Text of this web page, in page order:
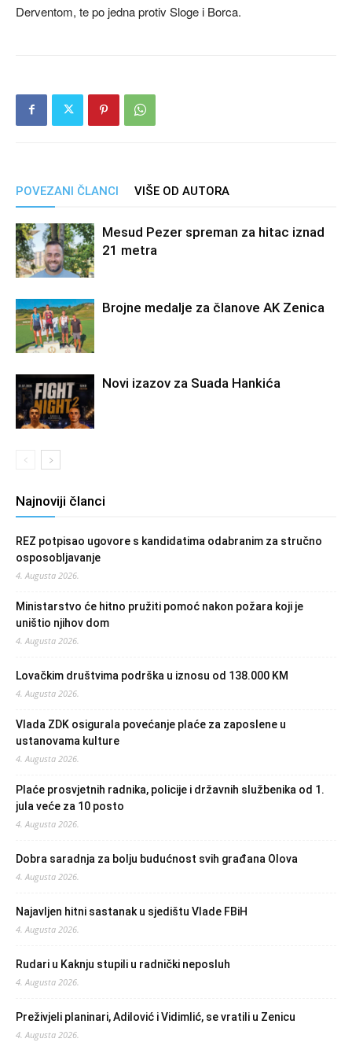
Derventom, te po jedna protiv Sloge i Borca.
POVEZANI ČLANCI VIŠE OD AUTORA
Mesud Pezer spreman za hitac iznad
21 metra
Brojne medalje za članove AK Zenica
Novi izazov za Suada Hankića
Najnoviji članci
REZ potpisao ugovore s kandidatima odabranim za stručno
osposobljavanje
4. Augusta 2026.
Ministarstvo će hitno pružiti pomoć nakon požara koji je
uništio njihov dom
4. Augusta 2026.
Lovačkim društvima podrška u iznosu od 138.000 KM
4. Augusta 2026.
Vlada ZDK osigurala povećanje plaće za zaposlene u
ustanovama kulture
4. Augusta 2026.
Plaće prosvjetnih radnika, policije i državnih službenika od 1.
jula veće za 10 posto
4. Augusta 2026.
Dobra saradnja za bolju budućnost svih građana Olova
4. Augusta 2026.
Najavljen hitni sastanak u sjedištu Vlade FBiH
4. Augusta 2026.
Rudari u Kaknju stupili u radnički neposluh
4. Augusta 2026.
Preživjeli planinari, Adilović i Vidimlić, se vratili u Zenicu
4. Augusta 2026.